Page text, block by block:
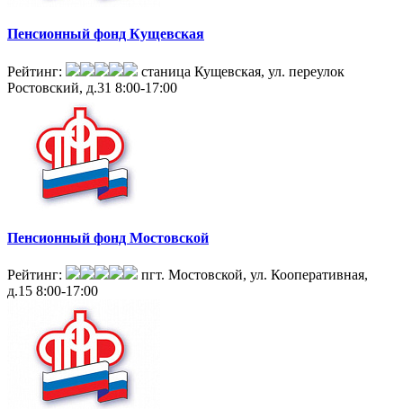
Пенсионный фонд Кущевская
Рейтинг:
станица Кущевская, ул. переулок
Ростовский, д.31 8:00-17:00
Пенсионный фонд Мостовской
Рейтинг:
пгт. Мостовской, ул. Кооперативная,
д.15 8:00-17:00